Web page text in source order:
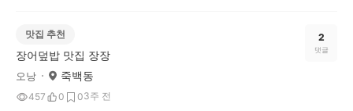
맛집 추천
장어덮밥 맛집 장장
오낭 죽백동
457 0 03주 전
2
댓글